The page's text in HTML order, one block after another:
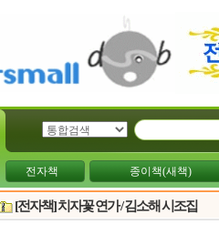
전자책 종이책(새책)
[전자책] 치자꽃 연가 / 김소해 시조집